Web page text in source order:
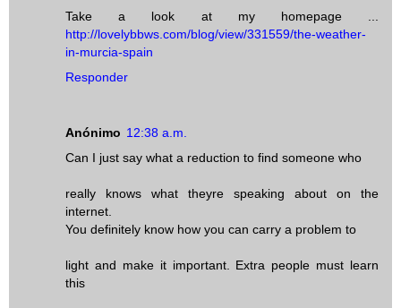
Take a look at my homepage ...
http://lovelybbws.com/blog/view/331559/the-weather-
in-murcia-spain
Responder
Anónimo 12:38 a.m.
Can I just say what a reduction to find someone who
really knows what theyre speaking about on the
internet.
You definitely know how you can carry a problem to
light and make it important. Extra people must learn
this